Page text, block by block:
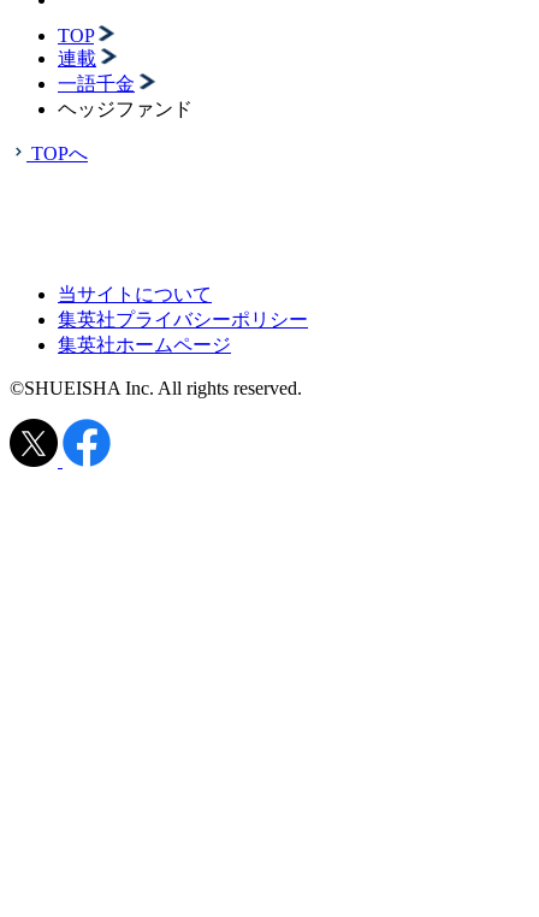
TOP
連載
一語千金
ヘッジファンド
TOPへ
当サイトについて
集英社プライバシーポリシー
集英社ホームページ
©SHUEISHA Inc. All rights reserved.